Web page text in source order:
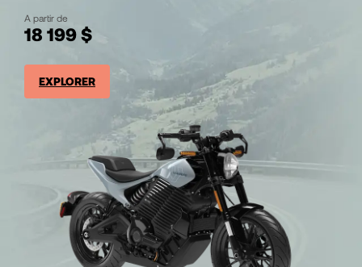
A partir de
18 199 $
EXPLORER